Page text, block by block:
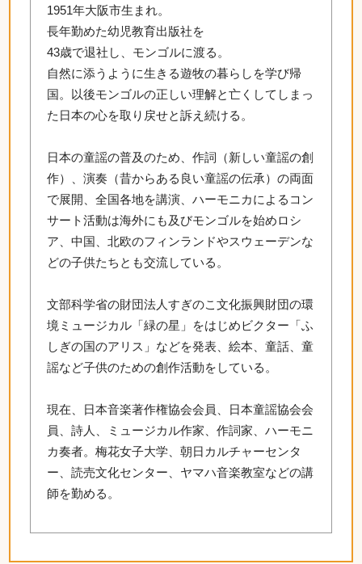
1951年大阪市生まれ。
長年勤めた幼児教育出版社を
43歳で退社し、モンゴルに渡る。
自然に添うように生きる遊牧の暮らしを学び帰
国。以後モンゴルの正しい理解と亡くしてしまっ
た日本の心を取り戻せと訴え続ける。
日本の童謡の普及のため、作詞（新しい童謡の創
作）、演奏（昔からある良い童謡の伝承）の両面
で展開、全国各地を講演、ハーモニカによるコン
サート活動は海外にも及びモンゴルを始めロシ
ア、中国、北欧のフィンランドやスウェーデンな
どの子供たちとも交流している。
文部科学省の財団法人すぎのこ文化振興財団の環
境ミュージカル「緑の星」をはじめビクター「ふ
しぎの国のアリス」などを発表、絵本、童話、童
謡など子供のための創作活動をしている。
現在、日本音楽著作権協会会員、日本童謡協会会
員、詩人、ミュージカル作家、作詞家、ハーモニ
カ奏者。梅花女子大学、朝日カルチャーセンタ
ー、読売文化センター、ヤマハ音楽教室などの講
師を勤める。